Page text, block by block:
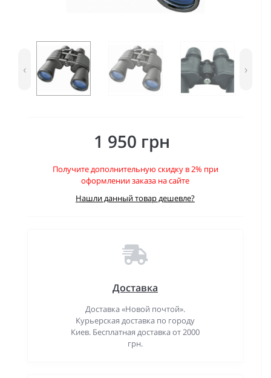
‹ ›
1 950 грн
Получите дополнительную скидку в 2% при
оформлении заказа на сайте
Нашли данный товар дешевле?
Доставка
Доставка «Новой почтой».
Курьерская доставка по городу
Киев. Бесплатная доставка от 2000
грн.